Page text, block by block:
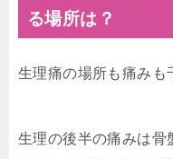
る場所は？
生理痛の場所も痛みも
生理の後半の痛みは骨